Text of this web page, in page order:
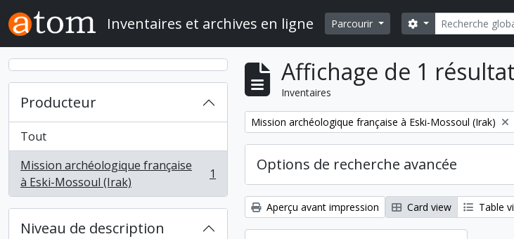
Skip to main content
Inventaires et archives en ligne Parcourir Rechercher
Search options
Producteur
Tout
Mission archéologique française
à Eski-Mossoul (Irak)
, 1 résultats 1
Niveau de description
Affichage de 1
Inventaires
Remove filter:
Mission archéologique française à Eski-Mossoul (Irak)
Options de recherche avancée
Aperçu avant impression Card view Table